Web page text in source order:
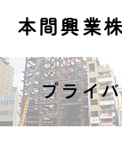
本間興業
プライ